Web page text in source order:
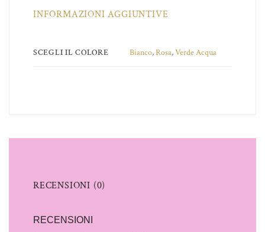
INFORMAZIONI AGGIUNTIVE
SCEGLI IL COLORE Bianco,Rosa,Verde Acqua
RECENSIONI (0)
RECENSIONI